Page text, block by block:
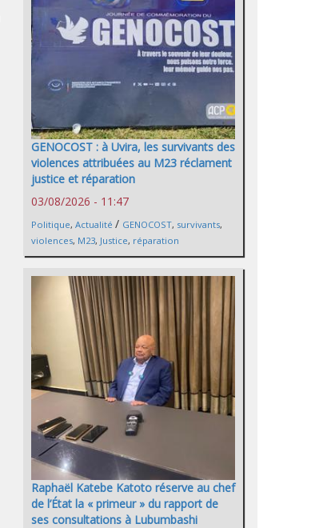
GENOCOST : à Uvira, les survivants des
violences attribuées au M23 réclament
justice et réparation
03/08/2026 - 11:47
Politique, Actualité / GENOCOST, survivants,
violences, M23, Justice, réparation
Raphaël Katebe Katoto réserve au chef
de l’État la « primeur » du rapport de
ses consultations à Lubumbashi